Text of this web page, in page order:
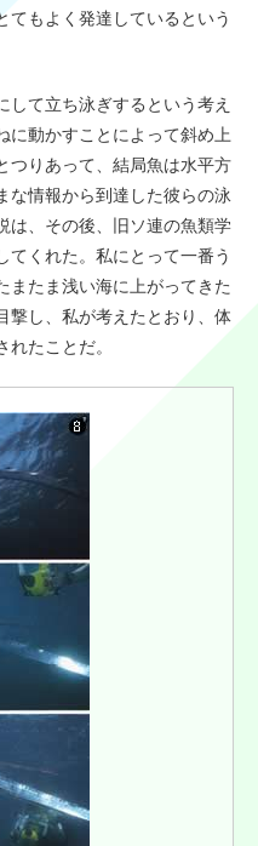
てもよく発達しているという
して立ち泳ぎするという考え
に動かすことによって斜め上
つりあって、結局魚は水平方
な情報から到達した彼らの泳
は、その後、旧ソ連の魚類学
くれた。私にとって一番う
またま浅い海に上がってきた
撃し、私が考えたとおり、体
たことだ。